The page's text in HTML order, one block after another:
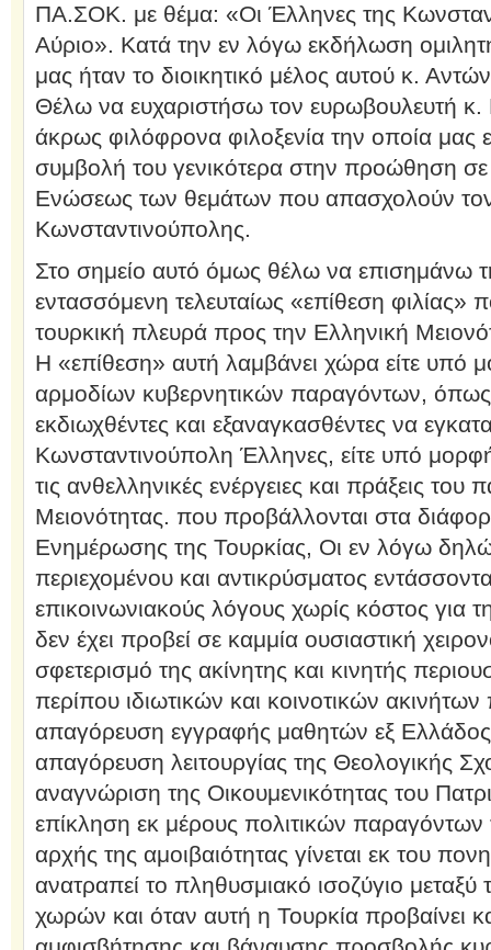
ΠΑ.ΣΟΚ. με θέμα: «Οι Έλληνες της
Αύριο». Κατά την εν λόγω εκδήλωση
μας ήταν το διοικητικό μέλος αυτού κ.
Θέλω να ευχαριστήσω τον ευρωβουλευτή κ.
άκρως φιλόφρονα φιλοξενία την οποία μας
συμβολή του γενικότερα στην προώθηση
Ενώσεως των θεμάτων που απασχολούν τον
Κωνσταντινούπολης.
Στο σημείο αυτό όμως θέλω να επισημάνω
εντασσόμενη τελευταίως «επίθεση φιλίας»
τουρκική πλευρά προς την Ελληνική
Η «επίθεση» αυτή λαμβάνει χώρα είτε
αρμοδίων κυβερνητικών παραγόντων, όπως
εκδιωχθέντες και εξαναγκασθέντες να
Κωνσταντινούπολη Έλληνες, είτε υπό
τις ανθελληνικές ενέργειες και πράξεις του
Μειονότητας. που προβάλλονται στα
Ενημέρωσης της Τουρκίας, Οι εν λόγω
περιεχομένου και αντικρύσματος
επικοινωνιακούς λόγους χωρίς κόστος για
δεν έχει προβεί σε καμμία ουσιαστική
σφετερισμό της ακίνητης και κινητής
περίπου ιδιωτικών και κοινοτικών
απαγόρευση εγγραφής μαθητών εξ Ελλάδος
απαγόρευση λειτουργίας της Θεολογικής
αναγνώριση της Οικουμενικότητας του
επίκληση εκ μέρους πολιτικών παραγόντων
αρχής της αμοιβαιότητας γίνεται εκ του
ανατραπεί το πληθυσμιακό ισοζύγιο
χωρών και όταν αυτή η Τουρκία προβαίνει